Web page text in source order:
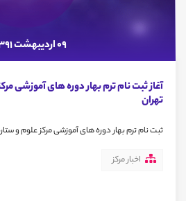
09 اردیبهشت 1391
آغاز ثبت نام ترم بهار دوره های آموزشی
تهران
ثبت نام ترم بهار دوره های آموزشی مرکز علوم و
اخبار مرکز